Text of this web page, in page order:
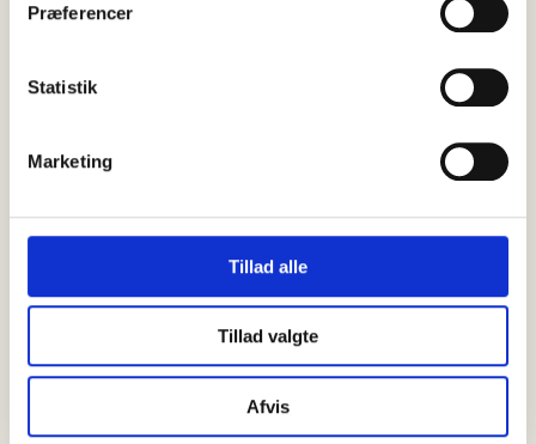
Præferencer
Statistik
Marketing
Tillad alle
Tillad valgte
Afvis
Et hjem væk fra hjemmet: Familien
Madsen fra Skagen fandt tryghed
midt i kaos